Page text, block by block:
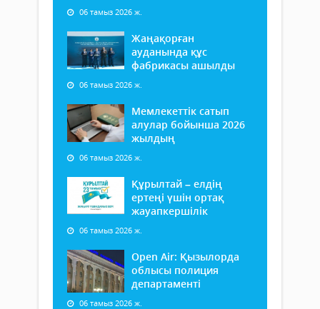
06 тамыз 2026 ж.
Жаңақорған
ауданында құс
фабрикасы ашылды
06 тамыз 2026 ж.
Мемлекеттік сатып
алулар бойынша 2026
жылдың
06 тамыз 2026 ж.
Құрылтай – елдің
ертеңі үшін ортақ
жауапкершілік
06 тамыз 2026 ж.
Open Air: Қызылорда
облысы полиция
департаменті
06 тамыз 2026 ж.